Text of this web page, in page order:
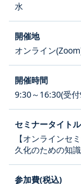
水
オンライン
9:30～16:30(受
【オンラインセ
久化のための知